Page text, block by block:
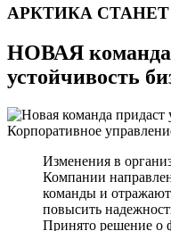
АРКТИКА СТАНЕТ
НОВАЯ команда
устойчивость
Корпоративное
Изменения в
Компании
команды и
повысить
Принято решение о